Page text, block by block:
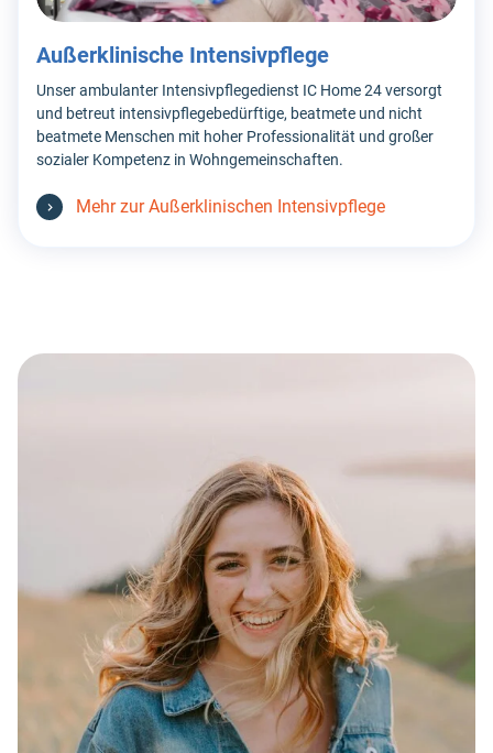
Außerklinische Intensivpflege
Unser ambulanter Intensivpflegedienst IC Home 24 versorgt
und betreut intensivpflegebedürftige, beatmete und nicht
beatmete Menschen mit hoher Professionalität und großer
sozialer Kompetenz in Wohngemeinschaften.
Mehr zur Außerklinischen Intensivpflege